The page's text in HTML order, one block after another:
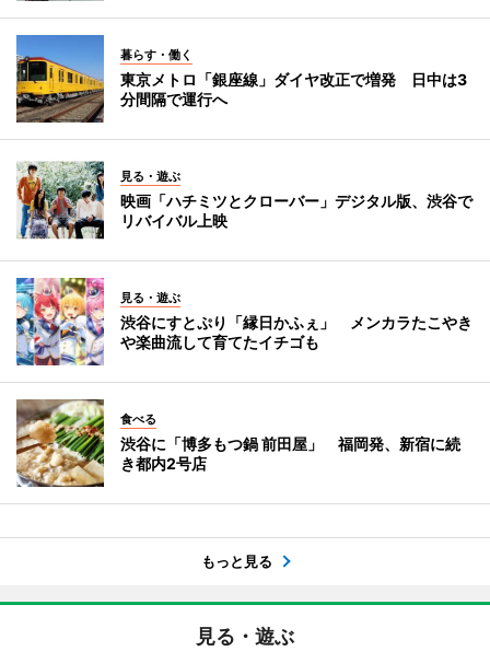
暮らす・働く
東京メトロ「銀座線」ダイヤ改正で増発 日中は3
分間隔で運行へ
見る・遊ぶ
映画「ハチミツとクローバー」デジタル版、渋谷で
リバイバル上映
見る・遊ぶ
渋谷にすとぷり「縁日かふぇ」 メンカラたこやき
や楽曲流して育てたイチゴも
食べる
渋谷に「博多もつ鍋 前田屋」 福岡発、新宿に続
き都内2号店
もっと見る
見る・遊ぶ